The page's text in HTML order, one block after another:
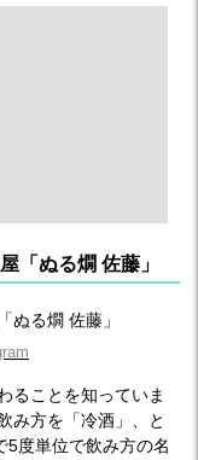
「ぬる燗 佐藤」
ることを知っていま
み方を「冷酒」、と
5度単位で飲み方の名